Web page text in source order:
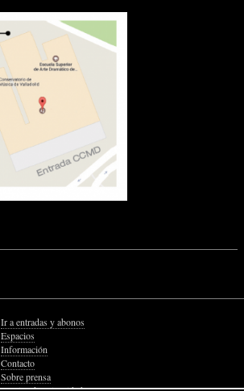
Ir a entradas y abonos
Espacios
Información
Contacto
Sobre prensa